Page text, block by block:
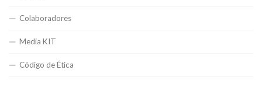
Colaboradores
Media KIT
Código de Ética